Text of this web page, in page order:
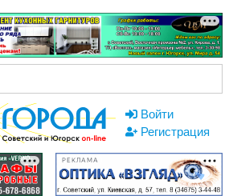
Войти
Регистрация
РЕКЛАМА